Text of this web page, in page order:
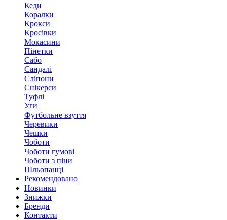
Кеди
Коралки
Крокси
Кросівки
Мокасини
Пінетки
Сабо
Сандалі
Сліпони
Снікерси
Туфлі
Уги
Футбольне взуття
Черевики
Чешки
Чоботи
Чоботи гумові
Чоботи з піни
Шльопанці
Рекомендовано
Новинки
Знижки
Бренди
Контакти